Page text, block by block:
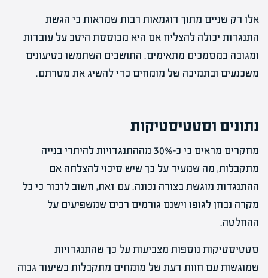
אלו רק שניים מתוך דוגמאות רבות שמראות כי הגשת
התנגדות יכולה להצליח אם היא מבוססת היטב על עובדות
ומגובה במסמכים מתאימים. התושבים השתמשו בטיעונים
משכנעים ובתמיכה של מומחים כדי להשיג את מטרתם.
נתונים וסטטיסטיקות
מחקרים מראים כי כ-30% מההתנגדויות להיתרי בנייה
מתקבלות, מה שמעיד על כך שיש סיכוי להצלחה אם
ההתנגדות מוגשת בצורה נכונה. עם זאת, חשוב לזכור כי כל
מקרה נבחן לגופו וישנם גורמים רבים שמשפיעים על
ההחלטה.
סטטיסטיקות נוספות מצביעות על כך שהתנגדויות
שמוגשות עם חוות דעת של מומחים מתקבלות בשיעור גבוה